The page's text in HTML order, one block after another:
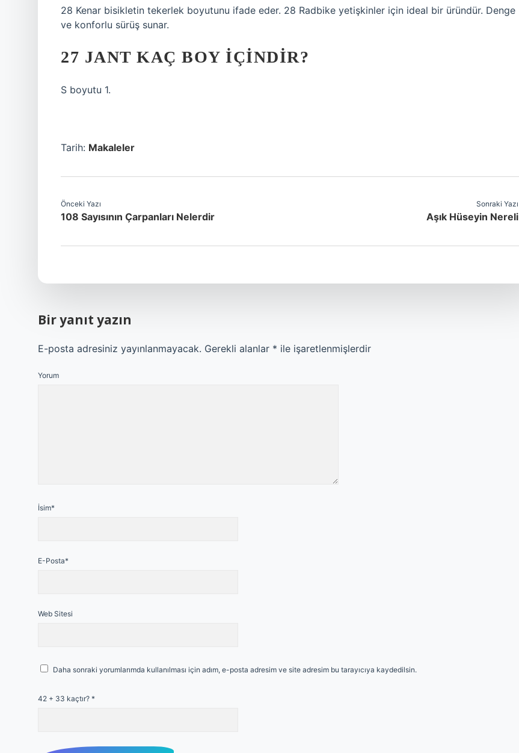
28 Kenar bisikletin tekerlek boyutunu ifade eder. 28 Radbike yetişkinler için ideal bir üründür. Denge
ve konforlu sürüş sunar.
27 JANT KAÇ BOY IÇINDIR?
S boyutu 1.
Tarih: Makaleler
Önceki Yazı
108 Sayısının Çarpanları Nelerdir
Sonraki Yazı
Aşık Hüseyin Nereli
Bir yanıt yazın
E-posta adresiniz yayınlanmayacak. Gerekli alanlar * ile işaretlenmişlerdir
Yorum
İsim*
E-Posta*
Web Sitesi
Daha sonraki yorumlarımda kullanılması için adım, e-posta adresim ve site adresim bu tarayıcıya kaydedilsin.
42 + 33 kaçtır? *